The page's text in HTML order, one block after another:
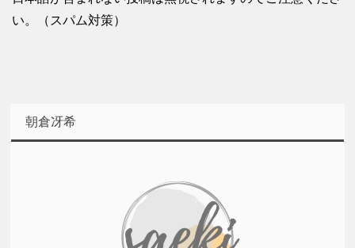
い。（スパム対策）
朝倉冴希